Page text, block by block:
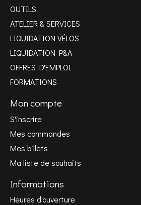
OUTILS
ATELIER & SERVICES
LIQUIDATION VÉLOS
LIQUIDATION P&A
OFFRES D'EMPLOI
FORMATIONS
Mon compte
S'inscrire
Mes commandes
Mes billets
Ma liste de souhaits
Informations
Heures d'ouverture